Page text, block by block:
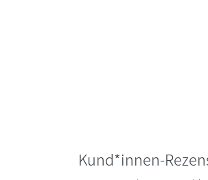
Kund*innen-